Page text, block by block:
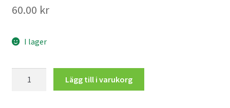
60.00 kr
I lager
Lägg till i varukorg